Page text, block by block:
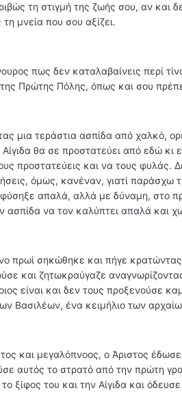
τη στιγμή της ζωής σου, αν και
τη μνεία που σου αξίζει.
πως δεν καταλαβαίνεις περί
της Πρώτης Πόλης, όπως και σου
μια τεράστια ασπίδα από χαλκό,
θα σε προστατεύει από εδώ
προστατεύεις και να τους φυλάς.
όμως, κανέναν, γιατί παράσχω
φύσηξε απαλά, αλλά με δύναμη, στο
ασπίδα να τον καλύπτει απαλά και
πρωί σηκώθηκε και πήγε
και ζητωκραύγαζε
είναι και δεν τους προξενούσε
Βασιλέων, ένα κειμήλιο των
και μεγαλόπνοος, ο Άριστος
αυτός το στρατό από την πρώτη
ξίφος του και την Αίγιδα και